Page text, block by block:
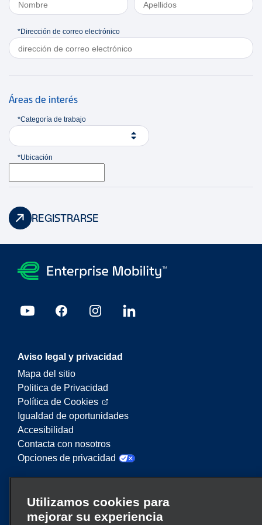
*Dirección de correo electrónico
Áreas de interés
*Categoría de trabajo
*Ubicación
REGISTRARSE
Aviso legal y privacidad
Mapa del sitio
Politica de Privacidad
Política de Cookies
Igualdad de oportunidades
Accesibilidad
Contacta con nosotros
Opciones de privacidad
servicios de movilidad. En este sitio web,
“Enterprise Mobility” se utiliza para hacer
Utilizamos cookies para
mejorar su experiencia